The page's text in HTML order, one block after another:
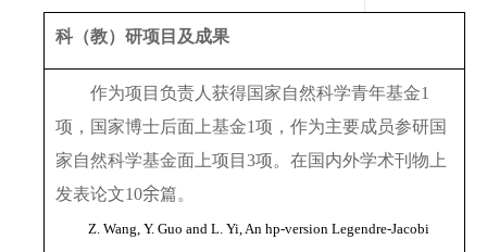
科（教）研项目及成果
作为项目负责人获得国家自然科学青年基金1
项，国家博士后面上基金1项，作为主要成员参研国
家自然科学基金面上项目 3项。在国内外学术刊物上
发表论文10余篇。
Z. Wang, Y. Guo and L. Yi, An hp-version Legendre-Jacobi